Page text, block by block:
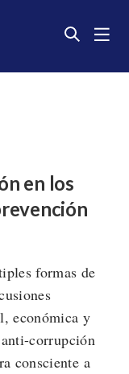
en los
formas de
económica y
corrupción
consciente a